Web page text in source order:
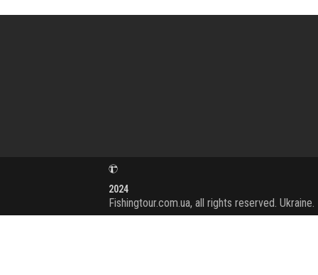
2024
Fishingtour.com.ua, all rights reserved. Ukraine.